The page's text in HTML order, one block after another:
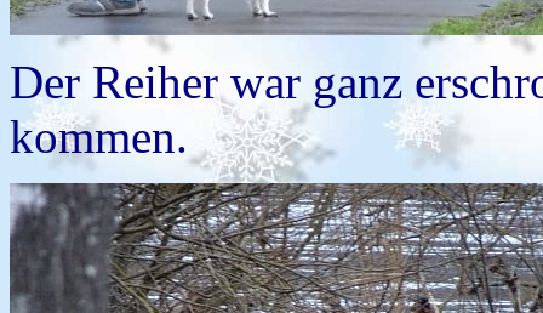
Der Reiher war ganz
kommen.